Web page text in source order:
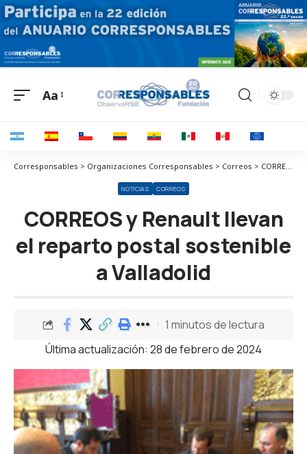
Aa
Corresponsables > Organizaciones Corresponsables > Correos > CORREOS y Renault llevan el reparto postal sostenible a Valladolid
NOTICIAS CORREOS
CORREOS y Renault llevan
el reparto postal sostenible
a Valladolid
Última actualización: 28 de febrero de 2024
1 minutos de lectura